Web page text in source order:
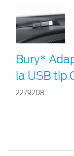
Bury*
la USB tip
2279208